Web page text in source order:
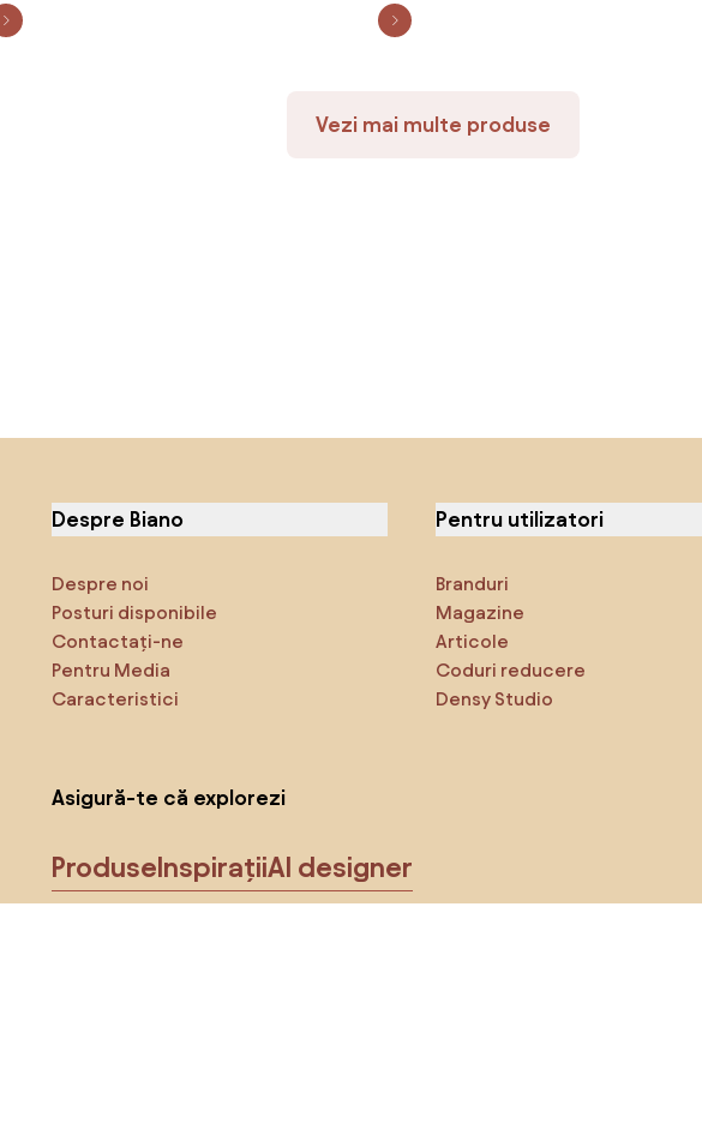
Vezi mai multe produse
Despre Biano
Despre noi
Posturi disponibile
Contactați-ne
Pentru Media
Caracteristici
Pentru utilizatori
Branduri
Magazine
Articole
Coduri reducere
Densy Studio
Asigură-te că explorezi
ProduseInspirațiiAI designer